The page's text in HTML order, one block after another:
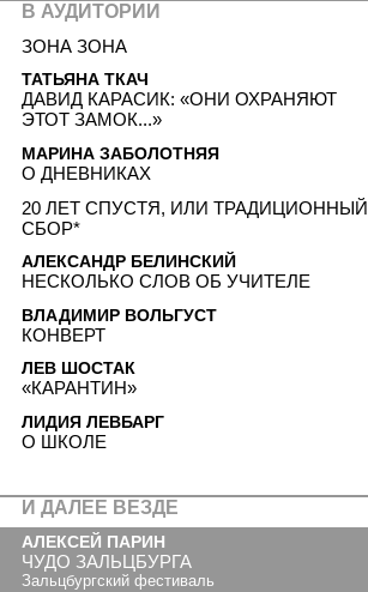
В АУДИТОРИИ
ЗОНА ЗОНА
ТАТЬЯНА ТКАЧ
ДАВИД КАРАСИК: «ОНИ ОХРАНЯЮТ
ЭТОТ ЗАМОК...»
МАРИНА ЗАБОЛОТНЯЯ
О ДНЕВНИКАХ
20 ЛЕТ СПУСТЯ, ИЛИ ТРАДИЦИОННЫЙ
СБОР*
АЛЕКСАНДР БЕЛИНСКИЙ
НЕСКОЛЬКО СЛОВ ОБ УЧИТЕЛЕ
ВЛАДИМИР ВОЛЬГУСТ
КОНВЕРТ
ЛЕВ ШОСТАК
«КАРАНТИН»
ЛИДИЯ ЛЕВБАРГ
О ШКОЛЕ
И ДАЛЕЕ ВЕЗДЕ
АЛЕКСЕЙ ПАРИН
ЧУДО ЗАЛЬЦБУРГА
Зальцбургский фестиваль